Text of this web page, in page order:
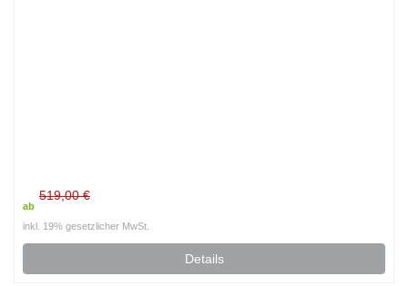
ab
519,00 €
inkl. 19% gesetzlicher MwSt.
Details